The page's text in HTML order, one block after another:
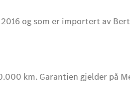
og som er importert av
km. Garantien gjelder på